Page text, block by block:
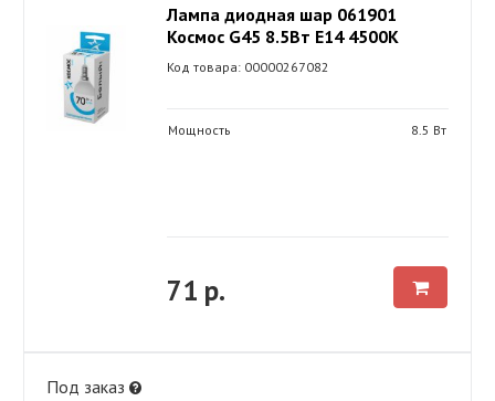
Лампа диодная шар 061901
Космос G45 8.5Вт Е14 4500К
Код товара: 00000267082
Мощность 8.5 Вт
71 р.
Под заказ